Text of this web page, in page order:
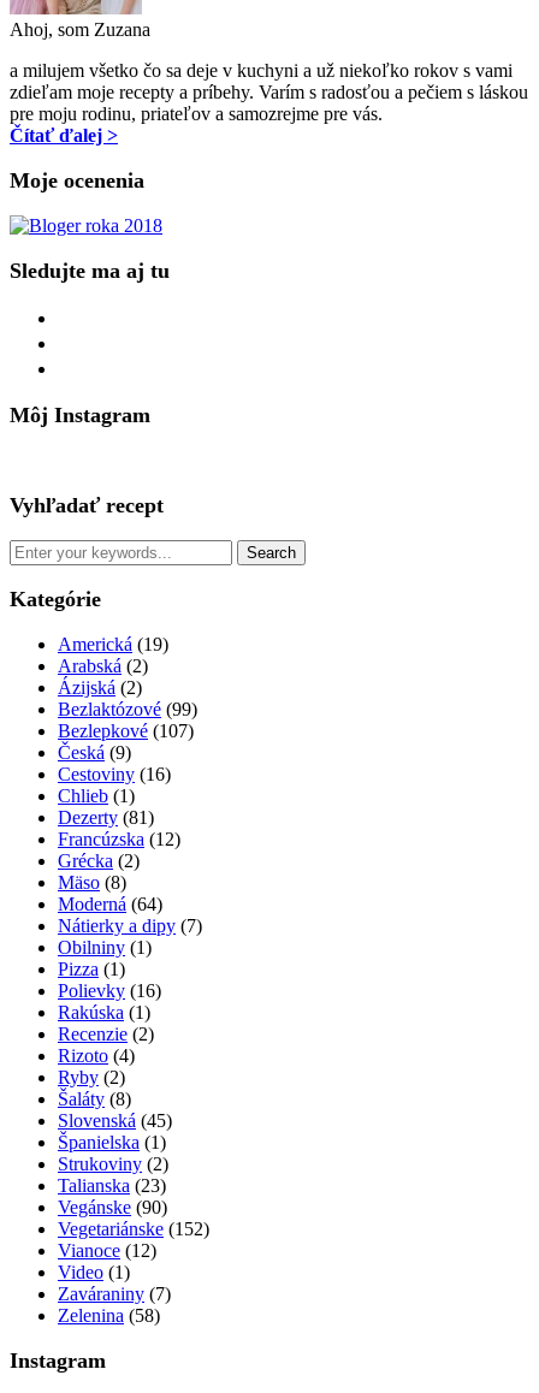
Ahoj, som Zuzana
a milujem všetko čo sa deje v kuchyni a už niekoľko rokov s vami
zdieľam moje recepty a príbehy. Varím s radosťou a pečiem s láskou
pre moju rodinu, priateľov a samozrejme pre vás.
Čítať ďalej >
Moje ocenenia
Sledujte ma aj tu
Môj Instagram
Vyhľadať recept
Kategórie
Americká (19)
Arabská (2)
Ázijská (2)
Bezlaktózové (99)
Bezlepkové (107)
Česká (9)
Cestoviny (16)
Chlieb (1)
Dezerty (81)
Francúzska (12)
Grécka (2)
Mäso (8)
Moderná (64)
Nátierky a dipy (7)
Obilniny (1)
Pizza (1)
Polievky (16)
Rakúska (1)
Recenzie (2)
Rizoto (4)
Ryby (2)
Šaláty (8)
Slovenská (45)
Španielska (1)
Strukoviny (2)
Talianska (23)
Vegánske (90)
Vegetariánske (152)
Vianoce (12)
Video (1)
Zaváraniny (7)
Zelenina (58)
Instagram